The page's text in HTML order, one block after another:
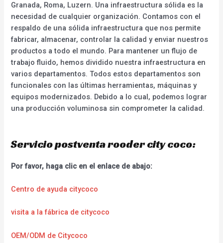
Granada, Roma, Luzern. Una infraestructura sólida es la
necesidad de cualquier organización. Contamos con el
respaldo de una sólida infraestructura que nos permite
fabricar, almacenar, controlar la calidad y enviar nuestros
productos a todo el mundo. Para mantener un flujo de
trabajo fluido, hemos dividido nuestra infraestructura en
varios departamentos. Todos estos departamentos son
funcionales con las últimas herramientas, máquinas y
equipos modernizados. Debido a lo cual, podemos lograr
una producción voluminosa sin comprometer la calidad.
Servicio postventa rooder city coco:
Por favor, haga clic en el enlace de abajo:
Centro de ayuda citycoco
visita a la fábrica de citycoco
OEM/ODM de Citycoco